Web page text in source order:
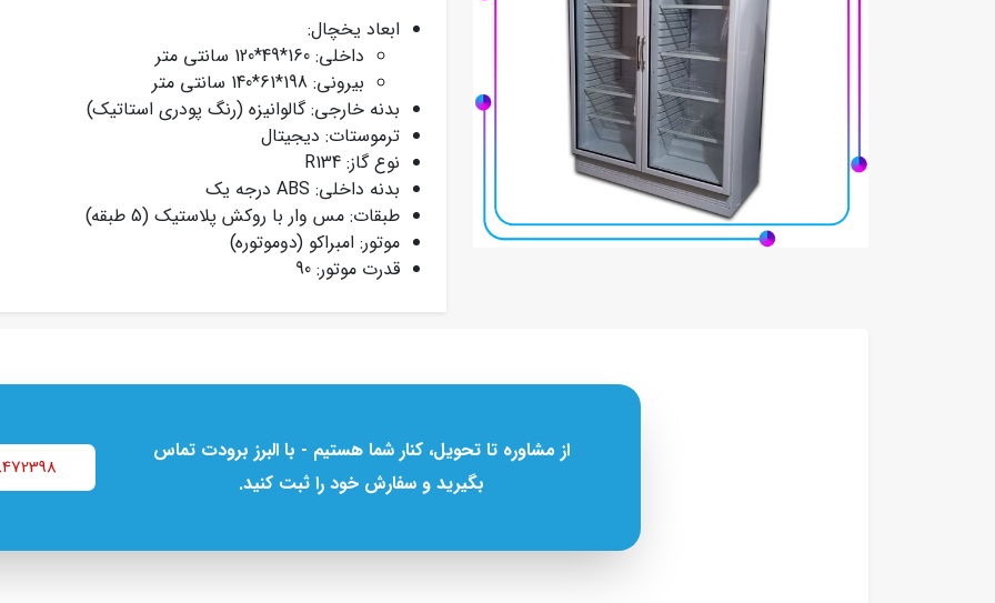
ابعاد یخچال:
داخلی: 160*49*120 سانتی متر
بیرونی: 198*61*140 سانتی متر
بدنه خارجی: گالوانیزه (رنگ پودری استاتیک)
ترموستات: دیجیتال
نوع گاز: R134
بدنه داخلی: ABS درجه یک
طبقات: مس وار با روکش پلاستیک (5 طبقه)
موتور: امبراکو (دوموتوره)
قدرت موتور: 90
از مشاوره تا تحویل، کنار شما هستیم - با البرز برودت تماس
بگیرید و سفارش خود را ثبت کنید.